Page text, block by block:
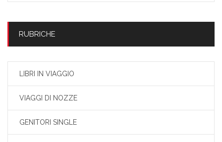
RUBRICHE
LIBRI IN VIAGGIO
VIAGGI DI NOZZE
GENITORI SINGLE